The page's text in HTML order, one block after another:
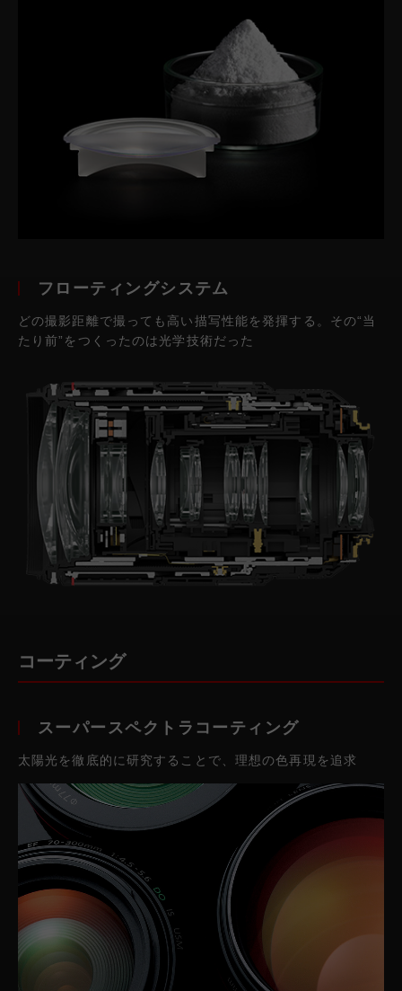
フローティングシステム
どの撮影距離で撮っても高い描写性能を発揮する。その“当
たり前”をつくったのは光学技術だった
コーティング
スーパースペクトラコーティング
太陽光を徹底的に研究することで、理想の色再現を追求